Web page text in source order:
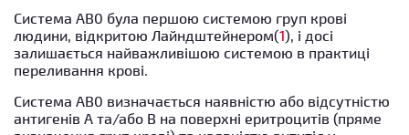
Система АВ0 була першою системою груп крові
людини, відкритою Лайндштейнером(1) , і досі
залишається найважливішою системою в практиці
переливання крові.
Система АВ0 визначається наявністю або відсутністю
антигенів А та/або В на поверхні еритроцитів (пряме